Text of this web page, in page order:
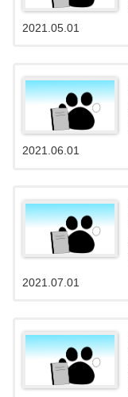
2021.05.01
2021.06.01
2021.07.01